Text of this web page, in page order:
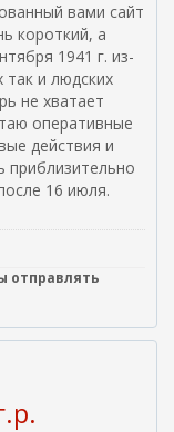
вами сайт
короткий, а
1941 г. из-
и людских
не хватает
оперативные
действия и
приблизительно
16 июля.
отправлять